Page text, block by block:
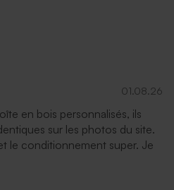
01.08.26
en bois personnalisés, ils
sur les photos du site.
le conditionnement super. Je